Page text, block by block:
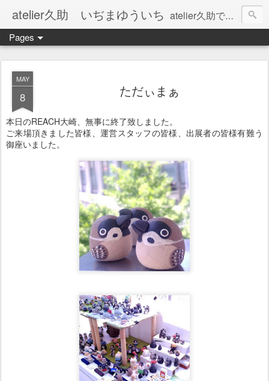
atelier久助 いぢまゆういち atelier久助では土と火から暖かなモノたちを生み出しています。 ご覧になられた方が和んで頂ければ幸いです。
Pages
MAY
8 ただぃまぁ
本日のREACH大崎、無事に終了致しました。
ご来場頂きました皆様、運営スタッフの皆様、出展者の皆様有難う
御座いました。